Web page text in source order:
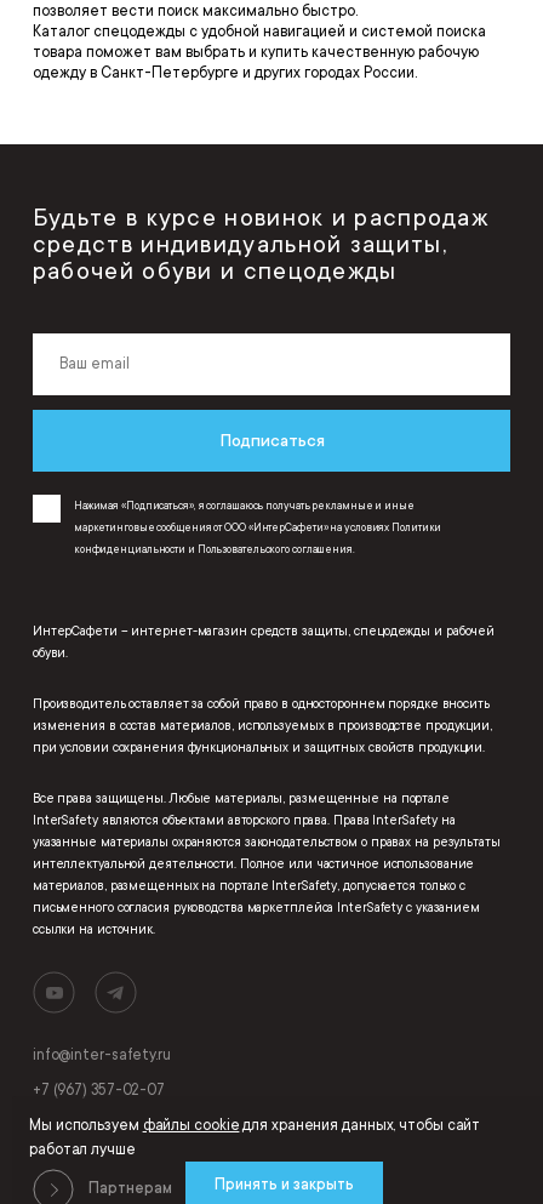
позволяет вести поиск максимально быстро.
Каталог спецодежды с удобной навигацией и системой поиска
товара поможет вам выбрать и купить качественную рабочую
одежду в Санкт-Петербурге и других городах России.
Будьте в курсе новинок и распродаж
средств индивидуальной защиты,
рабочей обуви и спецодежды
Подписаться
Нажимая «Подписаться», я соглашаюсь получать рекламные и иные
маркетинговые сообщения от ООО «ИнтерСафети» на условиях Политики
конфиденциальности и Пользовательского соглашения
ИнтерСафети – интернет-магазин средств защиты, спецодежды и рабочей
обуви.
Производитель оставляет за собой право в одностороннем порядке вносить
изменения в состав материалов, используемых в производстве продукции,
при условии сохранения функциональных и защитных свойств продукции.
Все права защищены. Любые материалы, размещенные на портале
InterSafety являются объектами авторского права. Права InterSafety на
указанные материалы охраняются законодательством о правах на результаты
интеллектуальной деятельности. Полное или частичное использование
материалов, размещенных на портале InterSafety, допускается только с
письменного согласия руководства маркетплейса InterSafety с указанием
ссылки на источник.
info@inter-safety.ru
+7 (967) 357-02-07
Партнерам
Мы используем файлы cookieдля хранения данных, чтобы сайт
работал лучше
Принять и закрыть